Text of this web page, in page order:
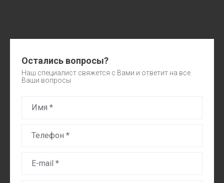
Остались вопросы?
Наш специалист свяжется с Вами и ответит на все
Ваши вопросы